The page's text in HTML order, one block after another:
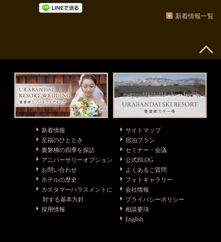
新着情報一覧
新着情報
至福のひととき
裏磐梯の四季を探訪
アニバーサリーオプション
お問い合わせ
ホテルの歴史
カスタマーハラスメントに
対する基本方針
採用情報
サイトマップ
宿泊プラン
セミナー・会議
公式BLOG
よくあるご質問
フォトギャラリー
会社情報
プライバシーポリシー
相談要項
English